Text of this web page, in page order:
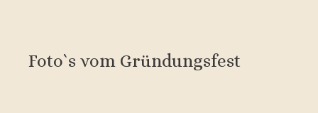
Foto`s vom Gründungsfest